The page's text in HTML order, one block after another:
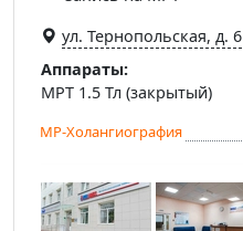
ул. Тернопольская, д. 6
Аппараты:
МРТ 1.5 Тл (закрытый)
МР-Холангиография